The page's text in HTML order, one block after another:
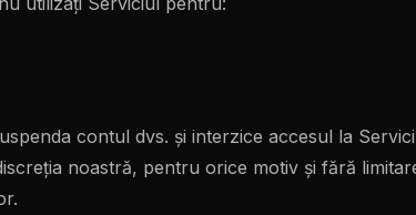
contul dvs. și interzice accesul la
noastră, pentru orice motiv și fără